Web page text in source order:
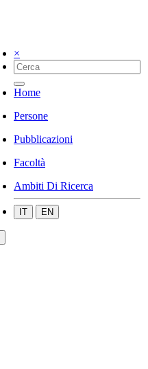
×
Home
Persone
Pubblicazioni
Facoltà
Ambiti Di Ricerca
IT EN